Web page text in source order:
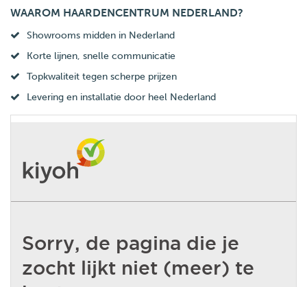
WAAROM HAARDENCENTRUM NEDERLAND?
Showrooms midden in Nederland
Korte lijnen, snelle communicatie
Topkwaliteit tegen scherpe prijzen
Levering en installatie door heel Nederland